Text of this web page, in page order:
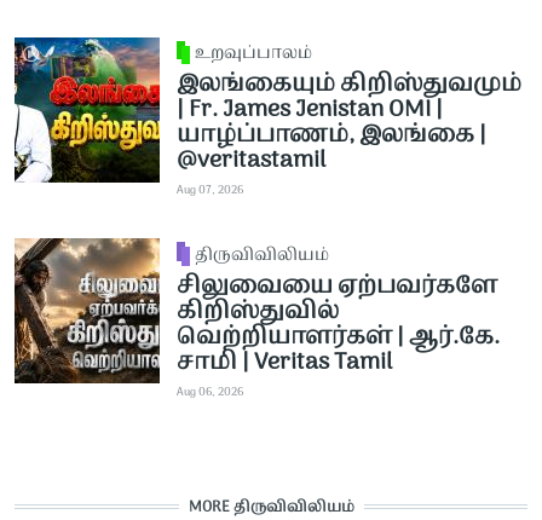
உறவுப்பாலம்
இலங்கையும் கிறிஸ்துவமும்
| Fr. James Jenistan OMI |
யாழ்ப்பாணம், இலங்கை |
@veritastamil ​
Aug 07, 2026
திருவிவிலியம்
சிலுவையை ஏற்பவர்களே
கிறிஸ்துவில்
வெற்றியாளர்கள் | ஆர்.கே.
சாமி | Veritas Tamil
Aug 06, 2026
MORE திருவிவிலியம்